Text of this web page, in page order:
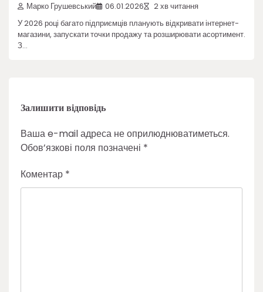
Марко Грушевський 06.01.2026 2 хв читання
У 2026 році багато підприємців планують відкривати інтернет-
магазини, запускати точки продажу та розширювати асортимент.
З…
Залишити відповідь
Ваша e-mail адреса не оприлюднюватиметься.
Обов’язкові поля позначені *
Коментар *